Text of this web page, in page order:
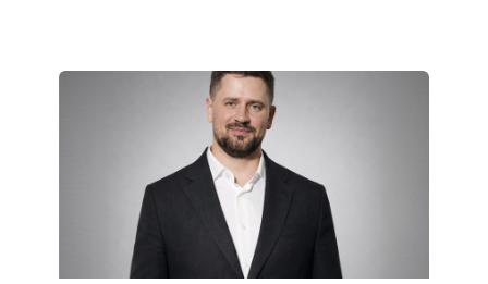
КОТОРЫЕ
РАЗВИВАЮТ
ТЕХНОЛОГИЧЕСКОЕ
ОБРАЗОВАНИЕ
ТАДЖИКИСТАНА